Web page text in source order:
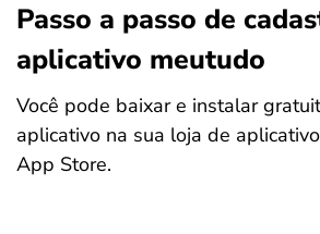
Passo a passo de
aplicativo meutudo
Você pode baixar e instalar
aplicativo na sua loja de
App Store.